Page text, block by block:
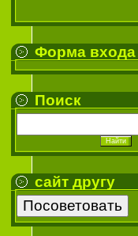
Форма входа
Поиск
сайт другу